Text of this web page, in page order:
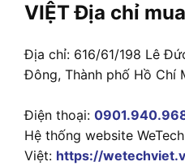
VIỆT Địa chỉ
Địa chỉ: 616/61/198 Lê
Đông, Thành phố Hồ Chí
Điện thoại:
Hệ thống website WeTech
Việt: https://